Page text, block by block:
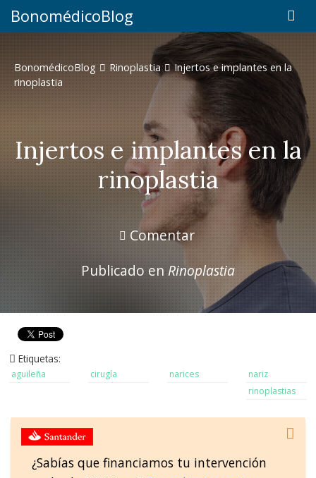
BonomédicoBlog
BonomédicoBlog Rinoplastia
Injertos e implantes en la
rinoplastia
Injertos e implantes en la
rinoplastia
Comentar
Publicado en Rinoplastia
Etiquetas:
aguileña cirugía narices
nariz
rinoplastias
¿Sabías que financiamos tu intervención